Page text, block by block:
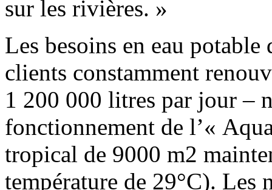
sur les rivières. »
Les besoins en eau
clients constamment
1 200 000 litres par jour –
fonctionnement de l’«
tropical de 9000 m2
température de 29°C). Les